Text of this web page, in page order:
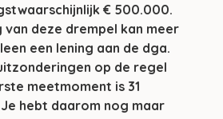
€ 500.000.
deze drempel kan meer
een lening aan de dga.
op de regel
meetmoment is 31
hebt daarom nog maar